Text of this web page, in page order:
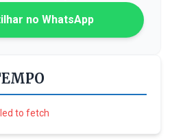
no WhatsApp
to fetch